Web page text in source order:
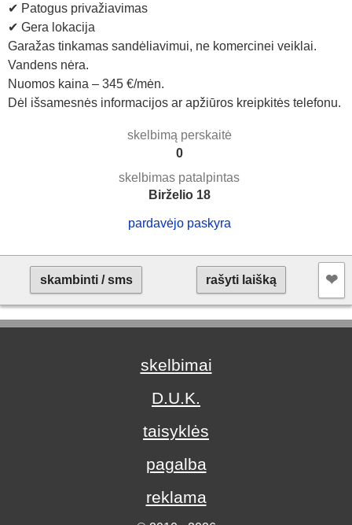
✔ Patogus privažiavimas
✔ Gera lokacija
Garažas tinkamas sandėliavimui, ne komercinei veiklai.
Vandens nėra.
Nuomos kaina – 345 €/mėn.
Dėl išsamesnės informacijos ar apžiūros kreipkitės telefonu.
skelbimą perskaitė
0
skelbimas patalpintas
Birželio 18
pardavėjo paskyra
skambinti / sms rašyti laišką ❤︎
skelbimai
D.U.K.
taisyklės
pagalba
reklama